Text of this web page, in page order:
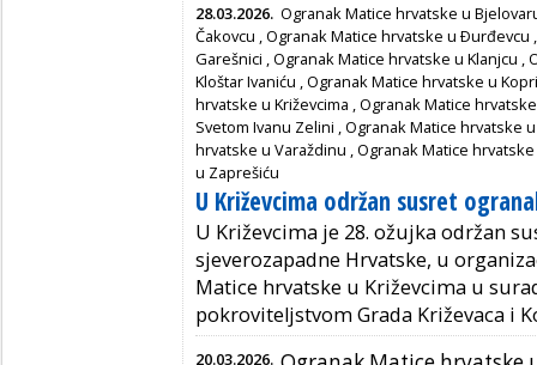
28.03.2026. Ogranak Matice hrvatske u
Čakovcu ,Ogranak Matice hrvatske u Ðurđevcu
Garešnici ,Ogranak Matice hrvatske u Klanjcu ,
Kloštar Ivaniću ,Ogranak Matice hrvatske u
hrvatske u Križevcima ,Ogranak Matice
Svetom Ivanu Zelini ,Ogranak Matice hrvatske
hrvatske u Varaždinu ,Ogranak Matice
u Zaprešiću
U Križevcima održan susret
U Križevcima je 28. ožujka održan
sjeverozapadne Hrvatske, u
Matice hrvatske u Križevcima u
pokroviteljstvom Grada Križevaca i
20.03.2026.